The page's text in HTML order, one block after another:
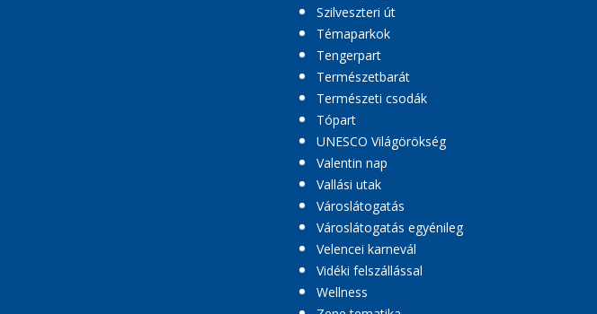
Szilveszteri út
Témaparkok
Tengerpart
Természetbarát
Természeti csodák
Tópart
UNESCO Világörökség
Valentin nap
Vallási utak
Városlátogatás
Városlátogatás egyénileg
Velencei karnevál
Vidéki felszállással
Wellness